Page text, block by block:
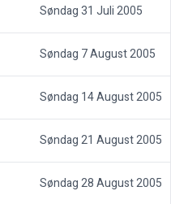
Søndag 31 Juli 2005
Søndag 7 August 2005
Søndag 14 August 2005
Søndag 21 August 2005
Søndag 28 August 2005